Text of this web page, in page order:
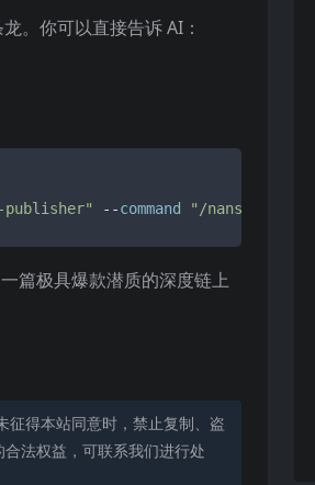
。你可以直接告诉 AI：
publisher" --command "/nansen_auto"
篇极具爆款潜质的深度链上
征得本站同意时，禁止复制、盗
法权益，可联系我们进行处